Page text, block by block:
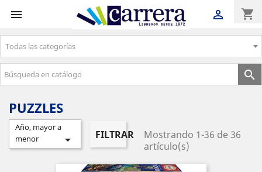
 shopping_cart

Envíos gratuitos a partir de 50€
Todas las categorías

PUZZLES
Año, mayor a
menor
 FILTRAR
Mostrando 1-36 de 36
artículo(s)